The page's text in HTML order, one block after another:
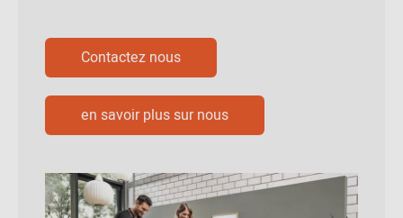
Contactez nous
en savoir plus sur nous